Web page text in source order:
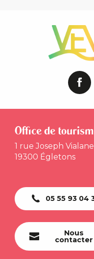
Office de
1 rue Joseph
19300 Égletons
05 55 93 04
Nous
contacter